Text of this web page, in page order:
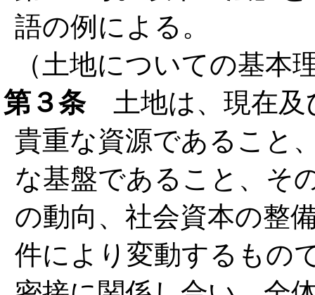
語の例による。
（土地についての基本
第３条土地は、現在及
貴重な資源であること
な基盤であること、そ
の動向、社会資本の整
件により変動するもの